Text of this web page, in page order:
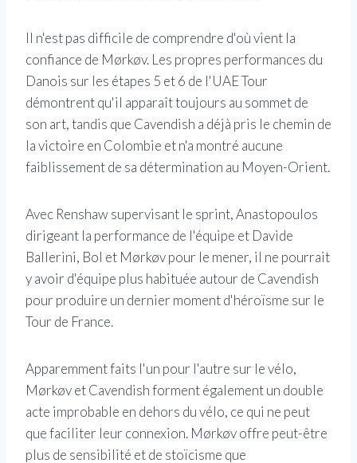
Il n'est pas difficile de comprendre d'où vient la
confiance de Mørkøv. Les propres performances du
Danois sur les étapes 5 et 6 de l'UAE Tour
démontrent qu'il apparaît toujours au sommet de
son art, tandis que Cavendish a déjà pris le chemin de
la victoire en Colombie et n'a montré aucune
faiblissement de sa détermination au Moyen-Orient.
Avec Renshaw supervisant le sprint, Anastopoulos
dirigeant la performance de l'équipe et Davide
Ballerini, Bol et Mørkøv pour le mener, il ne pourrait
y avoir d'équipe plus habituée autour de Cavendish
pour produire un dernier moment d'héroïsme sur le
Tour de France.
Apparemment faits l'un pour l'autre sur le vélo,
Mørkøv et Cavendish forment également un double
acte improbable en dehors du vélo, ce qui ne peut
que faciliter leur connexion. Mørkøv offre peut-être
plus de sensibilité et de stoïcisme que